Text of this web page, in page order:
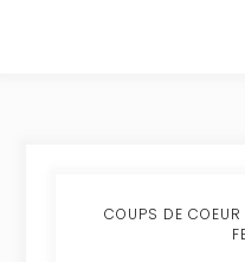
COUPS DE COEUR